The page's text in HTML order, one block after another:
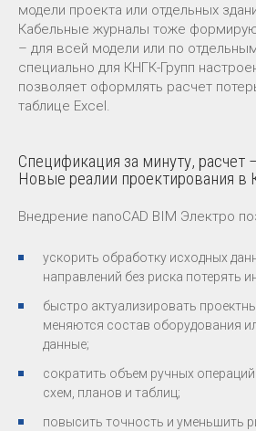
модели проекта или отдельных
Кабельные журналы тоже
– для всей модели или по
специально для КНГК-Групп
позволяет оформлять расчет
таблице Excel.
Спецификация за минуту, расчет
Новые реалии проектирования в
Внедрение nanoCAD BIM Электро
ускорить обработку исходных
направлений без риска потерять
быстро актуализировать
меняются состав оборудования
данные;
сократить объем ручных
схем, планов и таблиц;
повысить точность и уменьшить